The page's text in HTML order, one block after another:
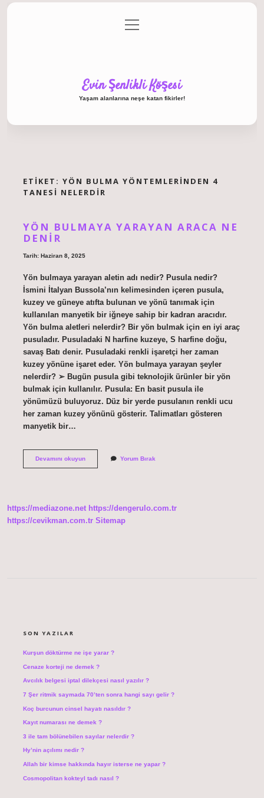
Gizlilik Politikası
menüyü
aç
Evin Şenlikli Köşesi
Yaşam alanlarına neşe katan fikirler!
ETIKET: YÖN BULMA YÖNTEMLERINDEN 4
TANESI NELERDIR
YÖN BULMAYA YARAYAN ARACA NE
DENIR
Tarih: Haziran 8, 2025
Yön bulmaya yarayan aletin adı nedir? Pusula nedir?
İsmini İtalyan Bussola’nın kelimesinden içeren pusula,
kuzey ve güneye atıfta bulunan ve yönü tanımak için
kullanılan manyetik bir iğneye sahip bir kadran aracıdır.
Yön bulma aletleri nelerdir? Bir yön bulmak için en iyi araç
pusuladır. Pusuladaki N harfine kuzeye, S harfine doğu,
savaş Batı denir. Pusuladaki renkli işaretçi her zaman
kuzey yönüne işaret eder. Yön bulmaya yarayan şeyler
nelerdir? ➢ Bugün pusula gibi teknolojik ürünler bir yön
bulmak için kullanılır. Pusula: En basit pusula ile
yönümüzü buluyoruz. Düz bir yerde pusulanın renkli ucu
her zaman kuzey yönünü gösterir. Talimatları gösteren
manyetik bir…
Devamını okuyunYön
Yorum Bırak
https://mediazone.net https://dengerulo.com.tr
https://cevikman.com.tr Sitemap
SON YAZILAR
Kurşun döktürme ne işe yarar ?
Cenaze korteji ne demek ?
Avcılık belgesi iptal dilekçesi nasıl yazılır ?
7 Şer ritmik saymada 70’ten sonra hangi sayı gelir ?
Koç burcunun cinsel hayatı nasıldır ?
Kayıt numarası ne demek ?
3 ile tam bölünebilen sayılar nelerdir ?
Hy’nin açılımı nedir ?
Allah bir kimse hakkında hayır isterse ne yapar ?
Cosmopolitan kokteyl tadı nasıl ?